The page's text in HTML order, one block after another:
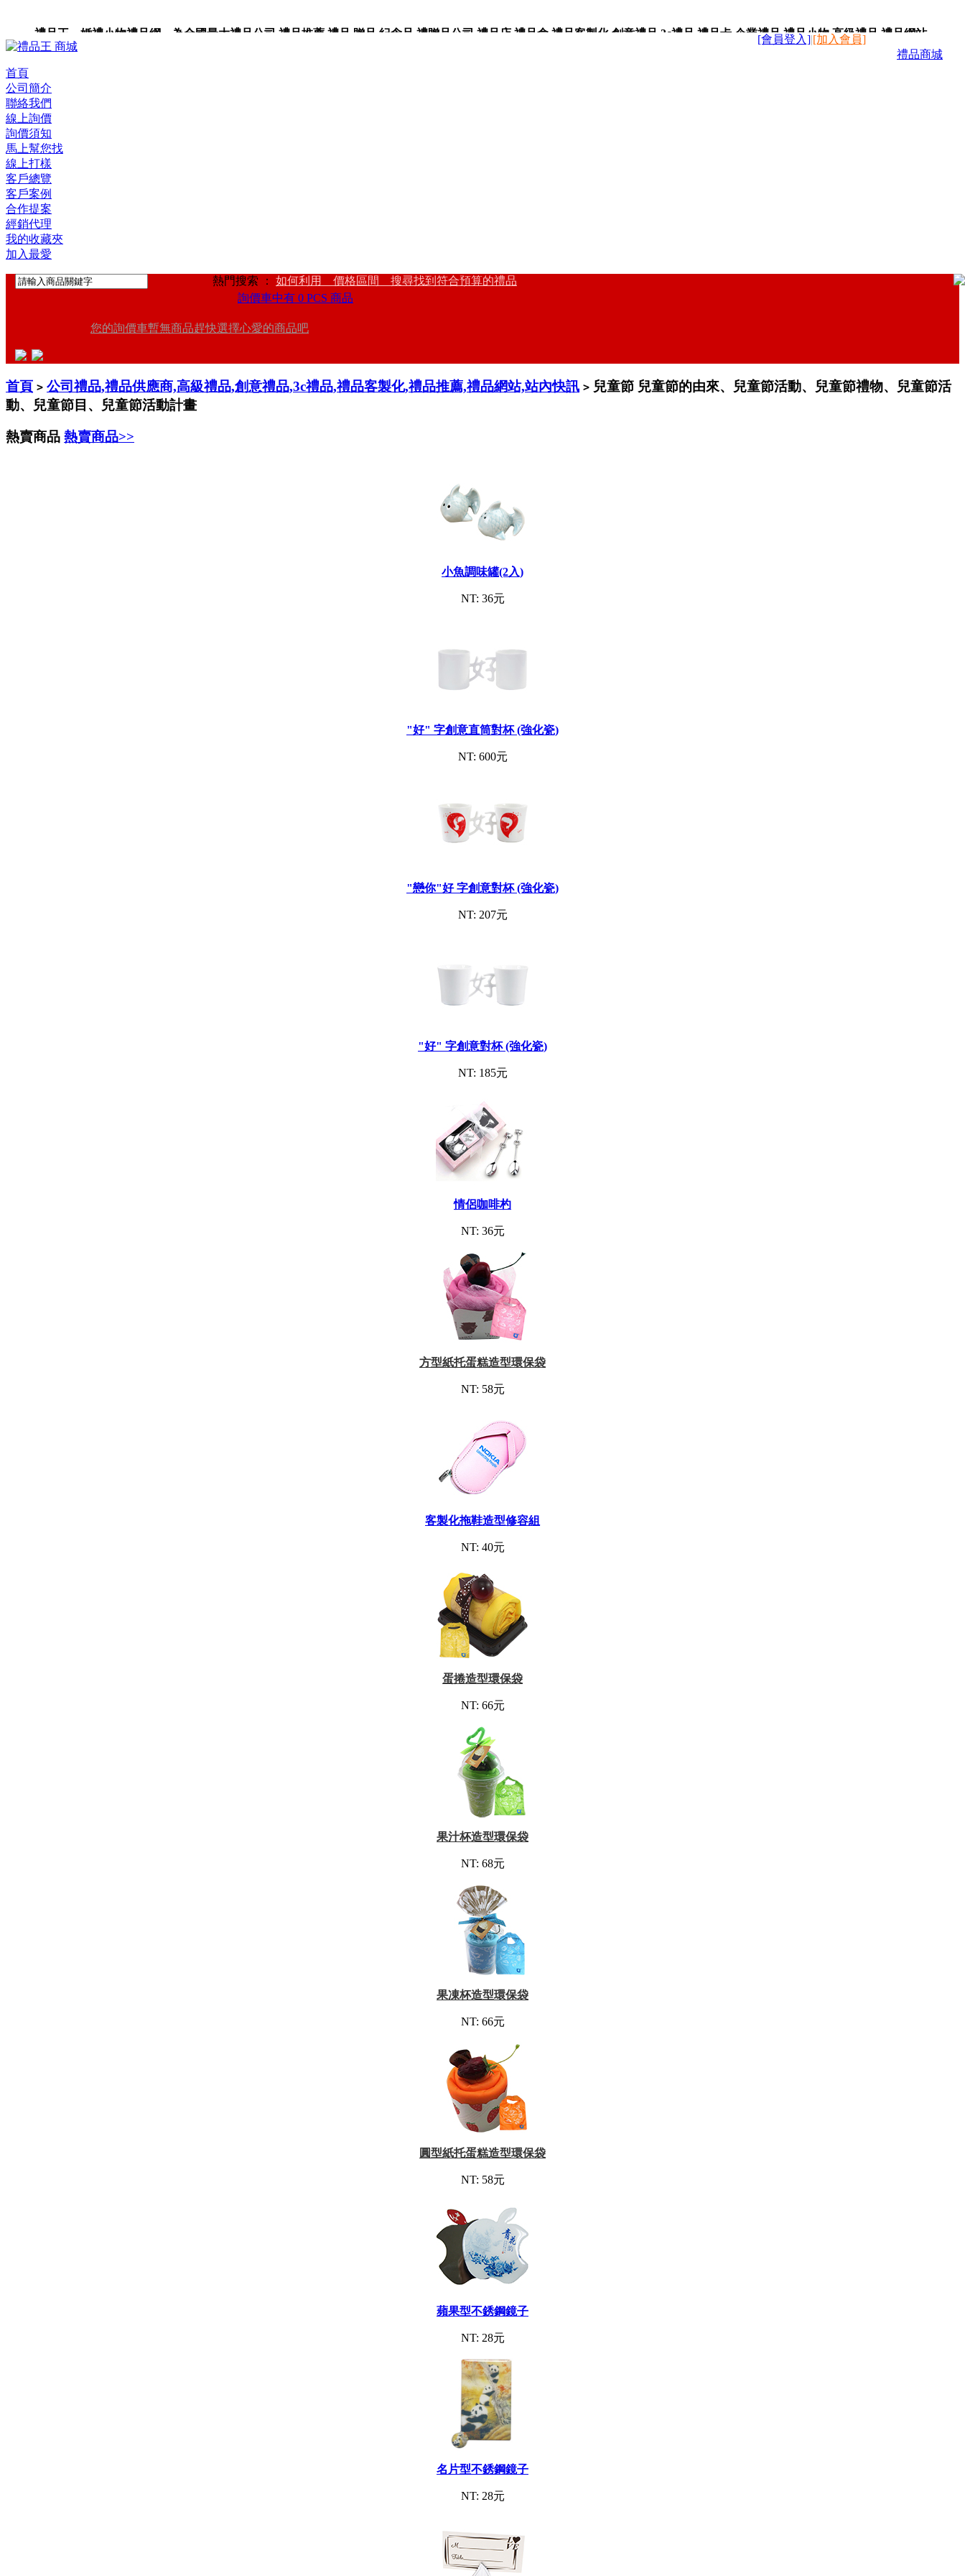
禮品王 婚禮小物禮品網 為全國最大禮品公司,禮品推薦,禮品,贈品,紀念品,禮贈品公司,禮品店,禮品盒,禮品客製化,創意禮品,3c禮品,禮品卡,企業禮品,禮品小物,高級禮品,禮品網站。
禮品商城
[會員登入]|[加入會員]
首頁
公司簡介
聯絡我們
線上詢價
詢價須知
馬上幫您找
線上打樣
客戶總覽
客戶案例
合作提案
經銷代理
我的收藏夾
加入最愛
熱門搜索 ： 如何利用 價格區間 搜尋找到符合預算的禮品
詢價車中有 0 PCS 商品
您的詢價車暫無商品趕快選擇心愛的商品吧
首頁 > 公司禮品,禮品供應商,高級禮品,創意禮品,3c禮品,禮品客製化,禮品推薦,禮品網站,站內快訊 > 兒童節 兒童節的由來、兒童節活動、兒童節禮物、兒童節活
動、兒童節目、兒童節活動計畫
熱賣商品 熱賣商品>>
小魚調味罐(2入)
NT: 36元
"好" 字創意直筒對杯 (強化瓷)
NT: 600元
"戀你"好 字創意對杯 (強化瓷)
NT: 207元
"好" 字創意對杯 (強化瓷)
NT: 185元
情侶咖啡杓
NT: 36元
方型紙托蛋糕造型環保袋
NT: 58元
客製化拖鞋造型修容組
NT: 40元
蛋捲造型環保袋
NT: 66元
果汁杯造型環保袋
NT: 68元
果凍杯造型環保袋
NT: 66元
圓型紙托蛋糕造型環保袋
NT: 58元
蘋果型不銹鋼鏡子
NT: 28元
名片型不銹鋼鏡子
NT: 28元